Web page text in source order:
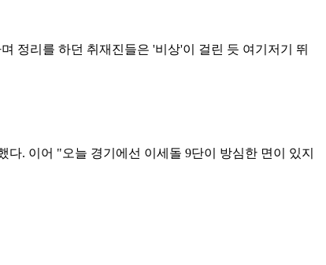
정리를 하던 취재진들은 '비상'이 걸린 듯 여기저기 뛰
. 이어 "오늘 경기에선 이세돌 9단이 방심한 면이 있지